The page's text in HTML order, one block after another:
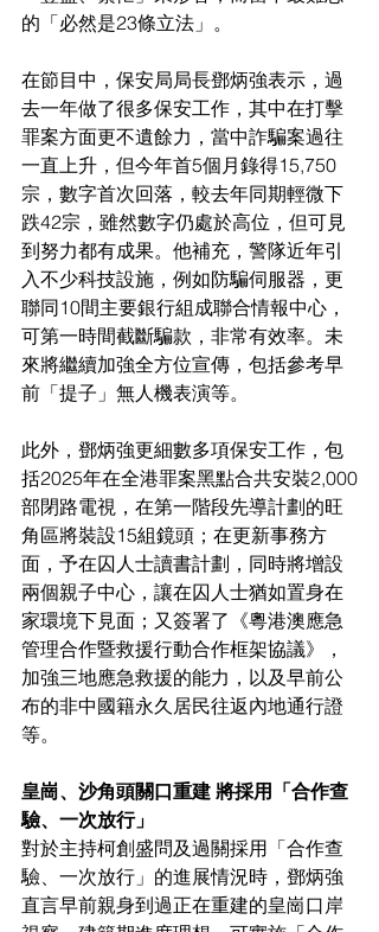
的「必然是23條立法」。
在節目中，保安局局長鄧炳強表示，過
去一年做了很多保安工作，其中在打擊
罪案方面更不遺餘力，當中詐騙案過往
一直上升，但今年首5個月錄得15,750
宗，數字首次回落，較去年同期輕微下
跌42宗，雖然數字仍處於高位，但可見
到努力都有成果。他補充，警隊近年引
入不少科技設施，例如防騙伺服器，更
聯同10間主要銀行組成聯合情報中心，
可第一時間截斷騙款，非常有效率。未
來將繼續加強全方位宣傳，包括參考早
前「提子」無人機表演等。
此外，鄧炳強更細數多項保安工作，包
括2025年在全港罪案黑點合共安裝2,000
部閉路電視，在第一階段先導計劃的旺
角區將裝設15組鏡頭；在更新事務方
面，予在囚人士讀書計劃，同時將增設
兩個親子中心，讓在囚人士猶如置身在
家環境下見面；又簽署了《粵港澳應急
管理合作暨救援行動合作框架協議》，
加強三地應急救援的能力，以及早前公
布的非中國籍永久居民往返內地通行證
等。
皇崗、沙角頭關口重建 將採用「合作查
驗、一次放行」
對於主持柯創盛問及過關採用「合作查
驗、一次放行」的進展情況時，鄧炳強
直言早前親身到過正在重建的皇崗口岸